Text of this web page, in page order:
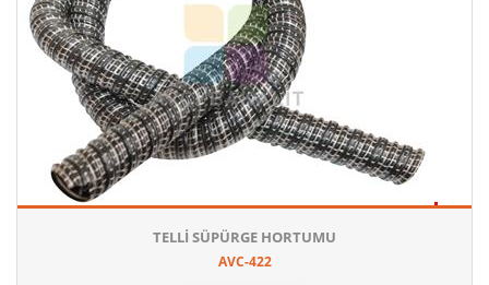
TELLI SÜPÜRGE HORTUMU
AVC-422